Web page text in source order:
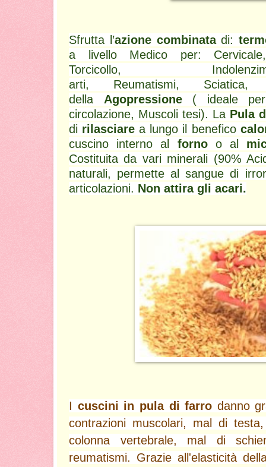
Sfrutta l’azione combinatadi:
a livello Medico per:
Torcicollo,
arti, Reumatismi,
della Agopressione ( ideale
circolazione, Muscoli tesi). La Pula
di rilasciare a lungo il benefico
cuscino interno al fornoo al
Costituita da vari minerali (90%
naturali, permette al sangue di
articolazioni. Non attira gli acari.
I cuscini in pula di farro danno
contrazioni muscolari, mal di
colonna vertebrale, mal di
reumatismi. Grazie all'elasticità